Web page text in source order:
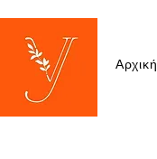
Αρχική